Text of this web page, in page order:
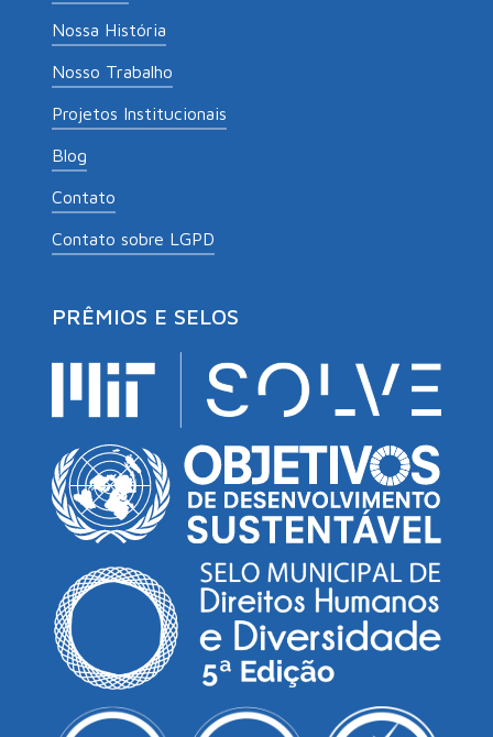
Nossa História
Nosso Trabalho
Projetos Institucionais
Blog
Contato
Contato sobre LGPD
PRÊMIOS E SELOS